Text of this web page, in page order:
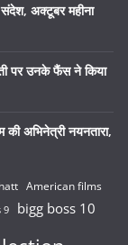
अक्टूबर महीना
पर उनके फैंस ने किया
अभिनेत्री नयनतारा,
American films
9 bigg boss 10